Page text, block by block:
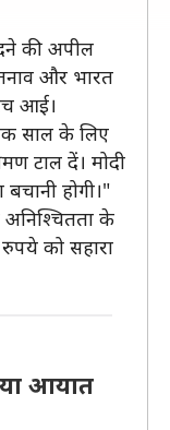
की अपील
और भारत
आई।
साल के लिए
टाल दें। मोदी
होगी।"
के
को सहारा
आयात